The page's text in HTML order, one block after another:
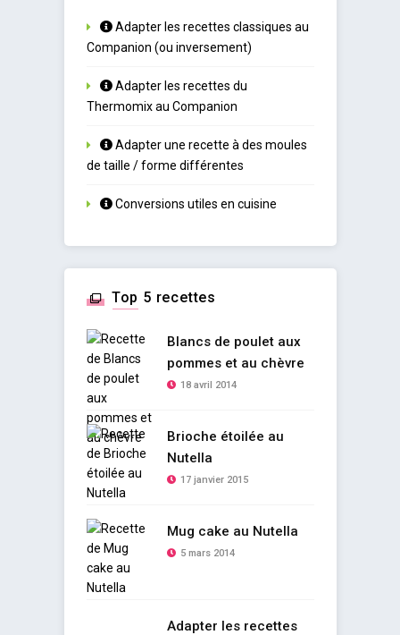
Adapter les recettes classiques au
Companion (ou inversement)
Adapter les recettes du
Thermomix au Companion
Adapter une recette à des moules
de taille / forme différentes
Conversions utiles en cuisine
Top 5 recettes
Blancs de poulet aux
pommes et au chèvre
18 avril 2014
Brioche étoilée au
Nutella
17 janvier 2015
Mug cake au Nutella
5 mars 2014
Adapter les recettes